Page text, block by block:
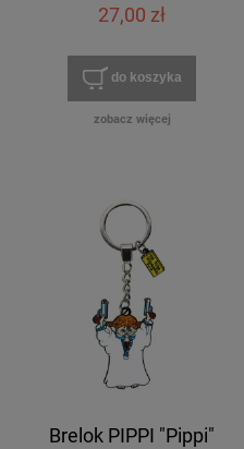
27,00 zł
do koszyka
zobacz więcej
Brelok PIPPI "Pippi"